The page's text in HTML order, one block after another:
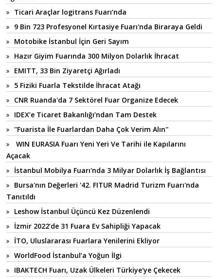
Ticari Araçlar logitrans Fuarı’nda
9 Bin 723 Profesyonel Kırtasiye Fuarı'nda Biraraya Geldi
Motobike İstanbul İçin Geri Sayım
Hazır Giyim Fuarında 300 Milyon Dolarlık İhracat
EMITT, 33 Bin Ziyaretçi Ağırladı
5 Fiziki Fuarla Tekstilde İhracat Atağı
CNR Ruanda'da 7 Sektörel Fuar Organize Edecek
IDEX’e Ticaret Bakanlığı’ndan Tam Destek
''Fuarista İle Fuarlardan Daha Çok Verim Alın''
WIN EURASIA Fuarı Yeni Yeri Ve Tarihi ile Kapılarını
Açacak
İstanbul Mobilya Fuarı'nda 3 Milyar Dolarlık İş Bağlantısı
Bursa'nın Değerleri '42. FITUR Madrid Turizm Fuarı'nda
Tanıtıldı
Leshow İstanbul Üçüncü Kez Düzenlendi
İzmir 2022’de 31 Fuara Ev Sahipliği Yapacak
İTO, Uluslararası Fuarlara Yenilerini Ekliyor
WorldFood İstanbul’a Yoğun İlgi
IBAKTECH Fuarı, Uzak Ülkeleri Türkiye'ye Çekecek